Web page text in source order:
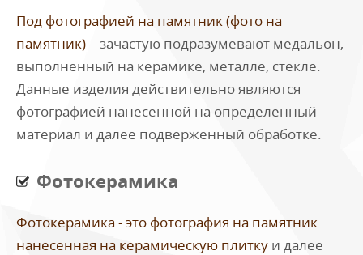
Под фотографией на памятник (фото на
памятник)– зачастую подразумевают медальон,
выполненный на керамике, металле, стекле.
Данные изделия действительно являются
фотографией нанесенной на определенный
материал и далее подверженный обработке.
Фотокерамика
Фотокерамика - это фотография на памятник
нанесенная на керамическую плитку и далее